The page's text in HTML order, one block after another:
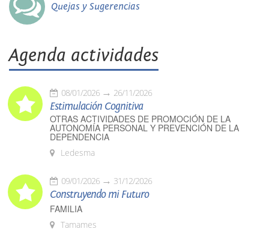
Quejas y Sugerencias
Agenda actividades
08/01/2026 26/11/2026
Estimulación Cognitiva
OTRAS ACTIVIDADES DE PROMOCIÓN DE LA
AUTONOMÍA PERSONAL Y PREVENCIÓN DE LA
DEPENDENCIA
Ledesma
09/01/2026 31/12/2026
Construyendo mi Futuro
FAMILIA
Tamames